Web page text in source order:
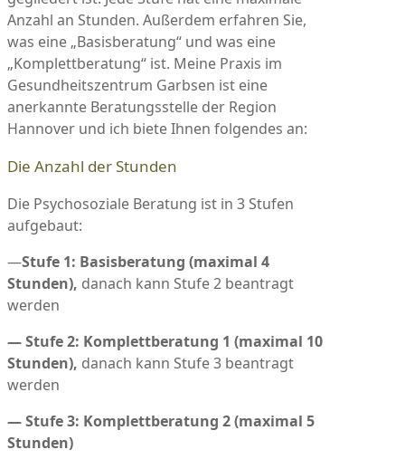
Anzahl an Stunden. Außerdem erfahren Sie,
was eine „Basisberatung“ und was eine
„Komplettberatung“ ist. Meine Praxis im
Gesundheitszentrum Garbsen ist eine
anerkannte Beratungsstelle der Region
Hannover und ich biete Ihnen folgendes an:
Die Anzahl der Stunden
Die Psychosoziale Beratung ist in 3 Stufen
aufgebaut:
—Stufe 1: Basisberatung (maximal 4
Stunden), danach kann Stufe 2 beantragt
werden
— Stufe 2: Komplettberatung 1 (maximal 10
Stunden), danach kann Stufe 3 beantragt
werden
— Stufe 3: Komplettberatung 2 (maximal 5
Stunden)